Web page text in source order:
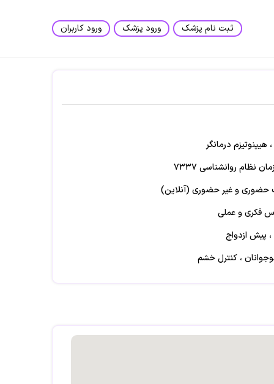
ثبت نام پزشک ورود پزشک ورود کاربران
درمانگر
روانشناسی ۷۳۳۷
حضوری و غیر حضوری (آنلاین)
فکری و عملی
پیش ازدواج
، کنترل خشم
روابط